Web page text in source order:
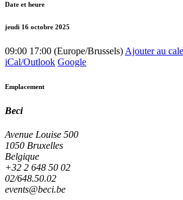
Date et heure
jeudi 16 octobre 2025
09:00 17:00 (Europe/Brussels) Ajouter au
iCal/Outlook Google
Emplacement
Beci
Avenue Louise 500
1050 Bruxelles
Belgique
+32 2 648 50 02
02/648.50.02
events@beci.be